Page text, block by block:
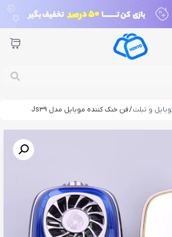
و تبلت/ فن خنک کننده موبایل مدل Js39